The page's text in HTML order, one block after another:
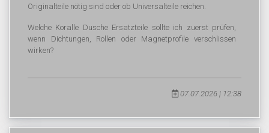
Originalteile nötig sind oder ob Universalteile reichen.
Welche Koralle Dusche Ersatzteile sollte ich zuerst prüfen,
wenn Dichtungen, Rollen oder Magnetprofile verschlissen
wirken?
07.07.2026 | 12:38